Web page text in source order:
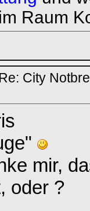
im Raum
City
mir,
oder ?